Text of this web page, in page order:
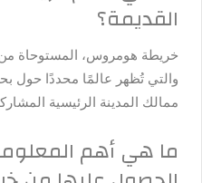
القديمة؟
خريطة هومروس، المستوحاة من
والتي تُظهر عالمًا محددًا حول
ممالك المدينة الرئيسية
ما هي أهم